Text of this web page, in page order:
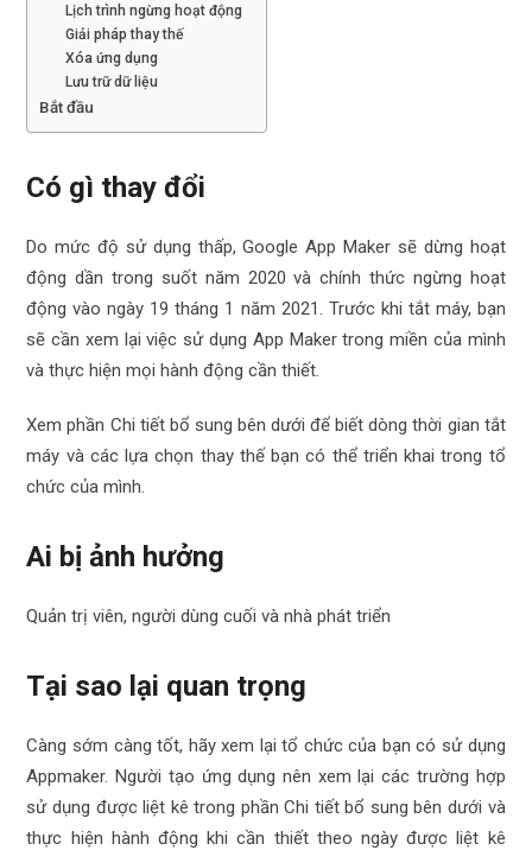
Lịch trình ngừng hoạt động
Giải pháp thay thế
Xóa ứng dụng
Lưu trữ dữ liệu
Bắt đầu
Có gì thay đổi
Do mức độ sử dụng thấp, Google App Maker sẽ dừng hoạt
động dần trong suốt năm 2020 và chính thức ngừng hoạt
động vào ngày 19 tháng 1 năm 2021. Trước khi tắt máy, bạn
sẽ cần xem lại việc sử dụng App Maker trong miền của mình
và thực hiện mọi hành động cần thiết.
Xem phần Chi tiết bổ sung bên dưới để biết dòng thời gian tắt
máy và các lựa chọn thay thế bạn có thể triển khai trong tổ
chức của mình.
Ai bị ảnh hưởng
Quản trị viên, người dùng cuối và nhà phát triển
Tại sao lại quan trọng
Càng sớm càng tốt, hãy xem lại tổ chức của bạn có sử dụng
Appmaker. Người tạo ứng dụng nên xem lại các trường hợp
sử dụng được liệt kê trong phần Chi tiết bổ sung bên dưới và
thực hiện hành động khi cần thiết theo ngày được liệt kê